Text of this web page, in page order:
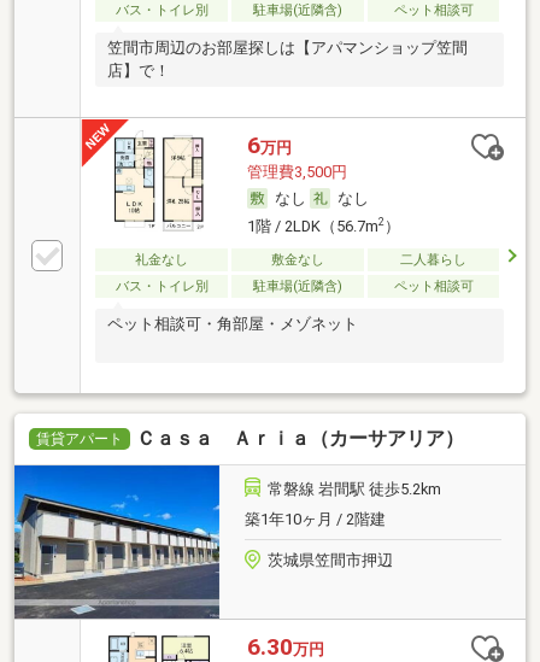
バス・トイレ別
駐車場(近隣含) ペット相談可
笠間市周辺のお部屋探しは【アパマンショップ笠間
店】で！
6万円
管理費3,500円
なし
なし
1階 / 2LDK（56.7m2）
礼金なし 敷金なし
二人暮らし
バス・トイレ別
駐車場(近隣含) ペット相談可
ペット相談可・角部屋・メゾネット
賃貸アパート Ｃａｓａ Ａｒｉａ（カーサアリア）
常磐線 岩間駅 徒歩5.2km
築1年10ヶ月 / 2階建
茨城県笠間市押辺
6.30万円